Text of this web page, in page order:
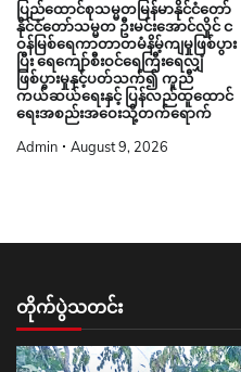
ပြည်ထောင်စုသမ္မတမြန်မာနိုင်ငံတော်
နိုင်ငံတော်သမ္မတ ဦးမင်းအောင်လှိုင် င
ဝန်မြစ်ရေကာတာတမံနိမ့်ကျမှုဖြစ်ပွား
ပြီး ရေကျော်စီးဝင်ရေကြီးရေလျှံ
ဖြစ်ပွားမှုနှင့်ပတ်သက်၍ ကူညီ
ကယ်ဆယ်ရေးနှင့် ပြန်လည်ထူထောင်
ရေးအစည်းအဝေးသို့တက်ရောက်
Admin August 9, 2026
တိုက်ပွဲသတင်း